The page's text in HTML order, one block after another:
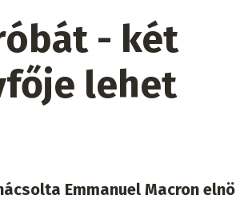
- két
lehet
Emmanuel Macron